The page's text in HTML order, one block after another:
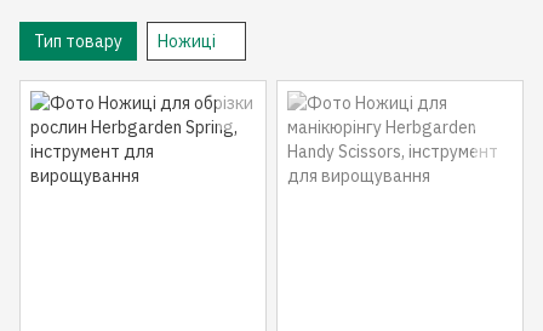
Тип товару Ножиці